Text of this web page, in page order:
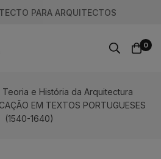
PARA ARQUITECTOS
0
Teoria e História da Arquitectura
EM TEXTOS PORTUGUESES
(1540-1640)